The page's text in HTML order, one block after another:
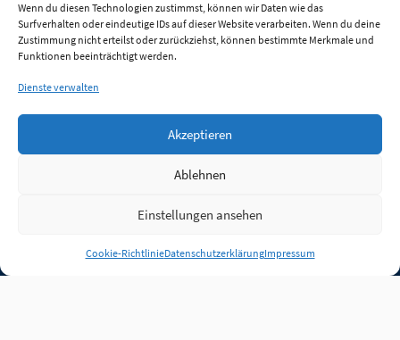
Wenn du diesen Technologien zustimmst, können wir Daten wie das
Surfverhalten oder eindeutige IDs auf dieser Website verarbeiten. Wenn du deine
Zustimmung nicht erteilst oder zurückziehst, können bestimmte Merkmale und
Funktionen beeinträchtigt werden.
Dienste verwalten
Akzeptieren
Ablehnen
Einstellungen ansehen
Cookie-RichtlinieDatenschutzerklärungImpressum
Anmelden
Jobs Partner FAQ Quellen